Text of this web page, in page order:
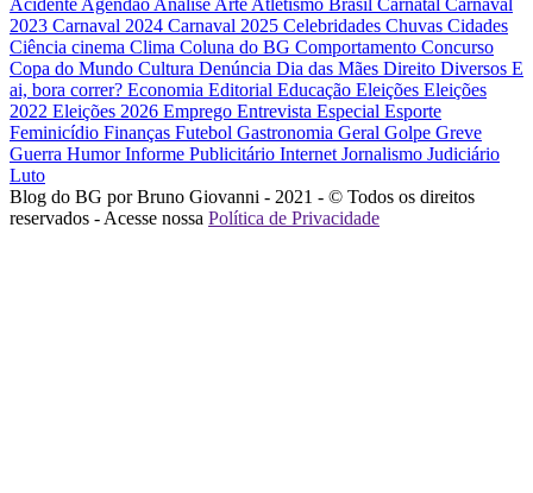
2023 Carnaval 2024 Carnaval 2025 Celebridades Chuvas Cidades
Ciência cinema Clima Coluna do BG Comportamento Concurso
Copa do Mundo Cultura Denúncia Dia das Mães Direito Diversos E
ai, bora correr? Economia Editorial Educação Eleições Eleições
2022 Eleições 2026 Emprego Entrevista Especial Esporte
Feminicídio Finanças Futebol Gastronomia Geral Golpe Greve
Guerra HumorInforme Publicitário Internet Jornalismo Judiciário
Luto
Blog do BG por Bruno Giovanni - 2021 - © Todos os direitos
reservados - Acesse nossa Política de Privacidade